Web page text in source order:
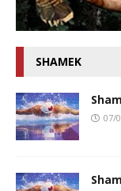
SHAMEK
07/